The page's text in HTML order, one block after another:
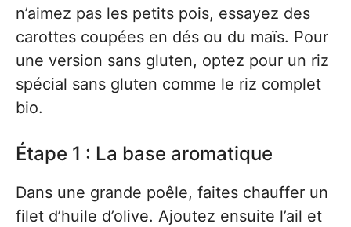
n’aimez pas les petits pois, essayez des
carottes coupées en dés ou du maïs. Pour
une version sans gluten, optez pour un riz
spécial sans gluten comme le riz complet
bio.
Étape 1 : La base aromatique
Dans une grande poêle, faites chauffer un
filet d’huile d’olive. Ajoutez ensuite l’ail et